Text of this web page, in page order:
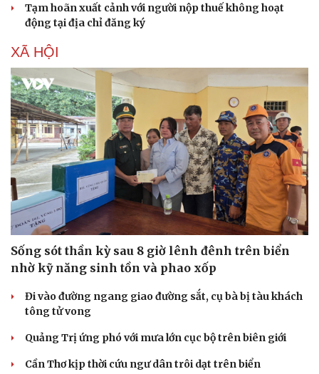
Du lịch
Tư vấn
Săn Tour
check-in
Podcast
Câu chuyện thời sự
Đọc truyện đêm khuya
Cửa sổ tình yêu
Kể chuyện cho bé
Hạt giống tâm hồn
Tạm hoãn xuất cảnh với người nộp thuế không hoạt
động tại địa chỉ đăng ký
XÃ HỘI
Sống sót thần kỳ sau 8 giờ lênh đênh trên biển
nhờ kỹ năng sinh tồn và phao xốp
Đi vào đường ngang giao đường sắt, cụ bà bị tàu khách
tông tử vong
Quảng Trị ứng phó với mưa lớn cục bộ trên biên giới
Cần Thơ kịp thời cứu ngư dân trôi dạt trên biển